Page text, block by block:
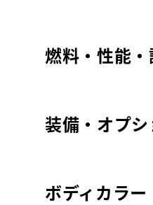
燃料・性能
装備・オプシ
ボディカラー